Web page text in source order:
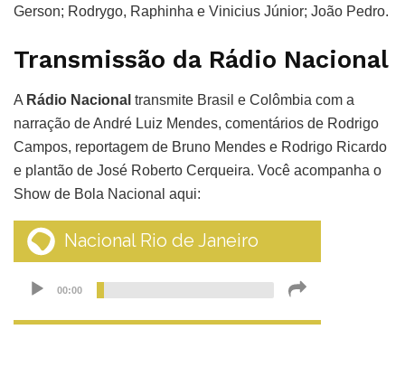
Gerson; Rodrygo, Raphinha e Vinicius Júnior; João Pedro.
Transmissão da Rádio Nacional
A Rádio Nacional transmite Brasil e Colômbia com a
narração de André Luiz Mendes, comentários de Rodrigo
Campos, reportagem de Bruno Mendes e Rodrigo Ricardo
e plantão de José Roberto Cerqueira. Você acompanha o
Show de Bola Nacional aqui: